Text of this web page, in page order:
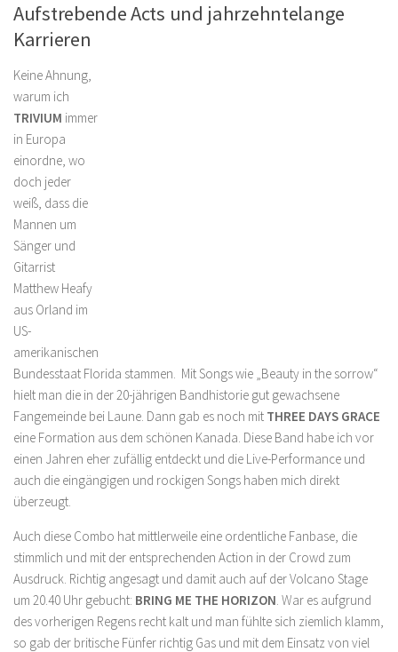
Aufstrebende Acts und jahrzehntelange
Karrieren
Keine Ahnung,
warum ich
TRIVIUM immer
in Europa
einordne, wo
doch jeder
weiß, dass die
Mannen um
Sänger und
Gitarrist
Matthew Heafy
aus Orland im
US-
amerikanischen
Bundesstaat Florida stammen. Mit Songs wie „Beauty in the sorrow“
hielt man die in der 20-jährigen Bandhistorie gut gewachsene
Fangemeinde bei Laune. Dann gab es noch mit THREE DAYS GRACE
eine Formation aus dem schönen Kanada. Diese Band habe ich vor
einen Jahren eher zufällig entdeckt und die Live-Performance und
auch die eingängigen und rockigen Songs haben mich direkt
überzeugt.
Auch diese Combo hat mittlerweile eine ordentliche Fanbase, die
stimmlich und mit der entsprechenden Action in der Crowd zum
Ausdruck. Richtig angesagt und damit auch auf der Volcano Stage
um 20.40 Uhr gebucht: BRING ME THE HORIZON. War es aufgrund
des vorherigen Regens recht kalt und man fühlte sich ziemlich klamm,
so gab der britische Fünfer richtig Gas und mit dem Einsatz von viel